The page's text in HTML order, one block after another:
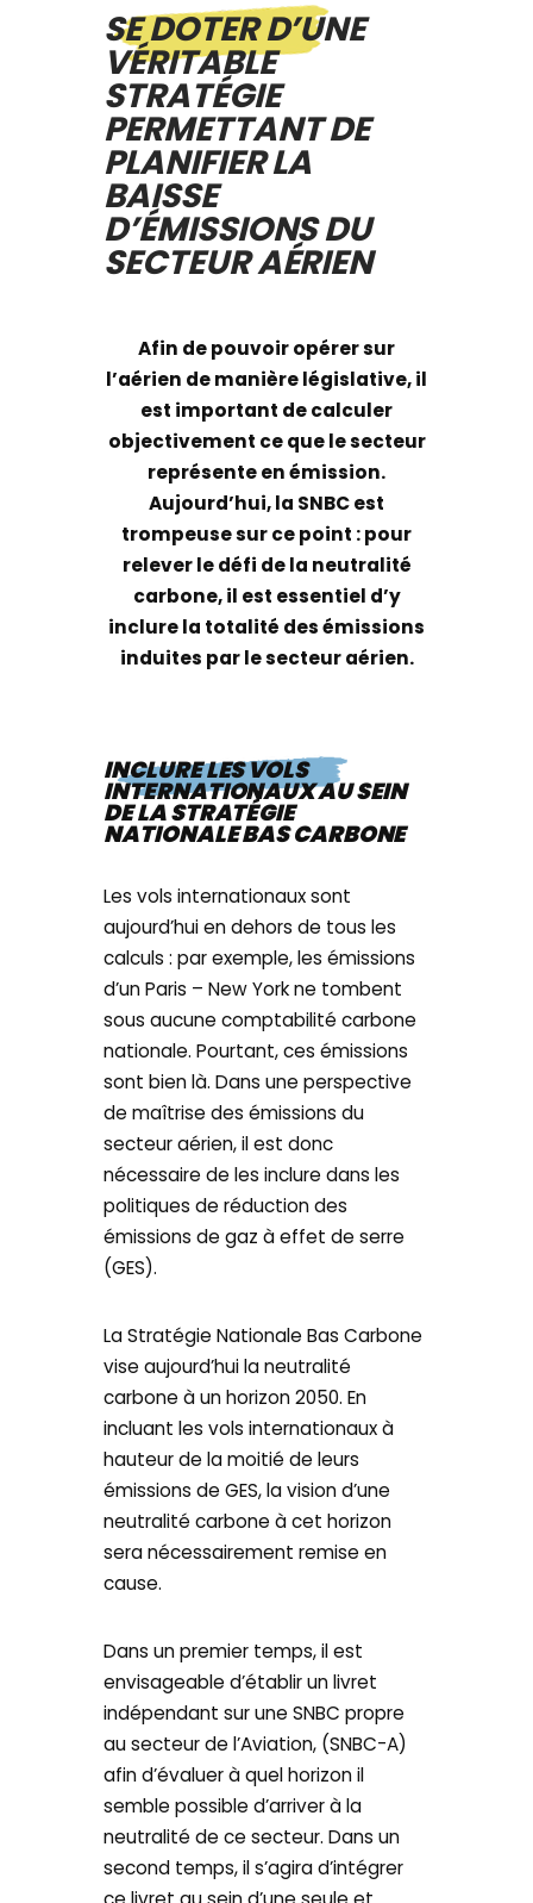
SE DOTER D’UNE
VÉRITABLE
STRATÉGIE
PERMETTANT DE
PLANIFIER LA
BAISSE
D’ÉMISSIONS DU
SECTEUR AÉRIEN
Afin de pouvoir opérer sur
l’aérien de manière législative, il
est important de calculer
objectivement ce que le secteur
représente en émission.
Aujourd’hui, la SNBC est
trompeuse sur ce point : pour
relever le défi de la neutralité
carbone, il est essentiel d’y
inclure la totalité des émissions
induites par le secteur aérien.
INCLURE LES VOLS
INTERNATIONAUX AU SEIN
DE LA STRATÉGIE
NATIONALE BAS CARBONE
Les vols internationaux sont
aujourd’hui en dehors de tous les
calculs : par exemple, les émissions
d’un Paris – New York ne tombent
sous aucune comptabilité carbone
nationale. Pourtant, ces émissions
sont bien là. Dans une perspective
de maîtrise des émissions du
secteur aérien, il est donc
nécessaire de les inclure dans les
politiques de réduction des
émissions de gaz à effet de serre
(GES).
La Stratégie Nationale Bas Carbone
vise aujourd’hui la neutralité
carbone à un horizon 2050. En
incluant les vols internationaux à
hauteur de la moitié de leurs
émissions de GES, la vision d’une
neutralité carbone à cet horizon
sera nécessairement remise en
cause.
Dans un premier temps, il est
envisageable d’établir un livret
indépendant sur une SNBC propre
au secteur de l’Aviation, (SNBC-A)
afin d’évaluer à quel horizon il
semble possible d’arriver à la
neutralité de ce secteur. Dans un
second temps, il s’agira d’intégrer